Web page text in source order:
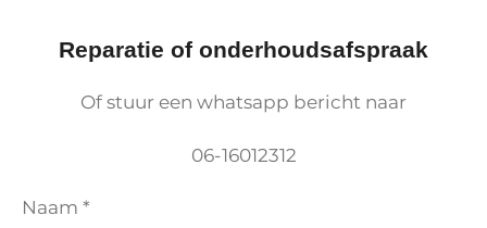
Reparatie of onderhoudsafspraak
Of stuur een whatsapp bericht naar
06-16012312
Naam *